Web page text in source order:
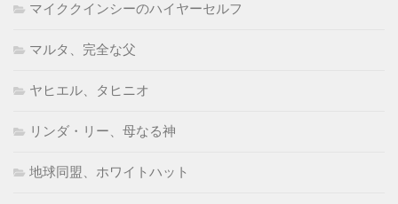
マイククインシーのハイヤーセルフ
マルタ、完全な父
ヤヒエル、タヒニオ
リンダ・リー、母なる神
地球同盟、ホワイトハット